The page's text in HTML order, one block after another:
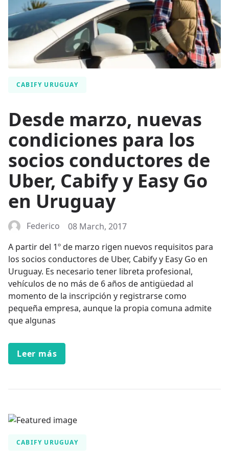
CABIFY URUGUAY
Desde marzo, nuevas
condiciones para los
socios conductores de
Uber, Cabify y Easy Go
en Uruguay
Federico
08 March, 2017
A partir del 1º de marzo rigen nuevos requisitos para
los socios conductores de Uber, Cabify y Easy Go en
Uruguay. Es necesario tener libreta profesional,
vehículos de no más de 6 años de antigüedad al
momento de la inscripción y registrarse como
pequeña empresa, aunque la propia comuna admite
que algunas
Leer más
CABIFY URUGUAY